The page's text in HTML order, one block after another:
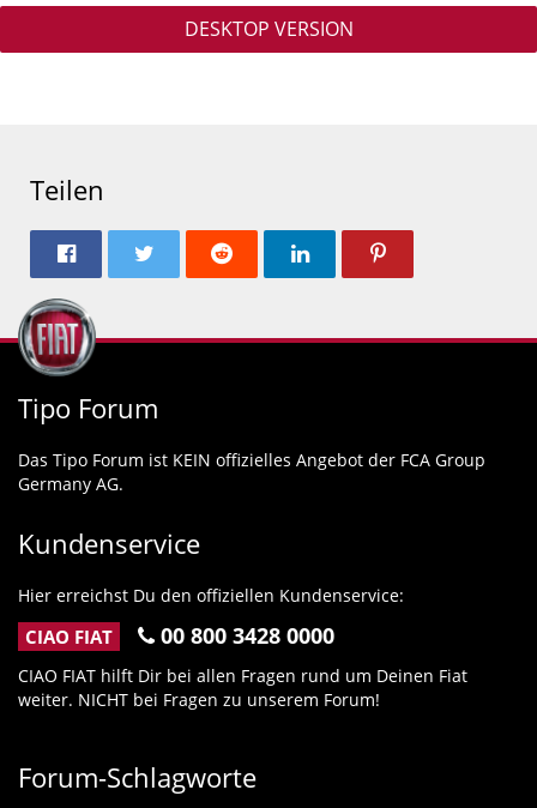
DESKTOP VERSION
Teilen
Tipo Forum
Das Tipo Forum ist KEIN offizielles Angebot der FCA Group
Germany AG.
Kundenservice
Hier erreichst Du den offiziellen Kundenservice:
CIAO FIAT 00 800 3428 0000
CIAO FIAT hilft Dir bei allen Fragen rund um Deinen Fiat
weiter. NICHT bei Fragen zu unserem Forum!
Forum-Schlagworte